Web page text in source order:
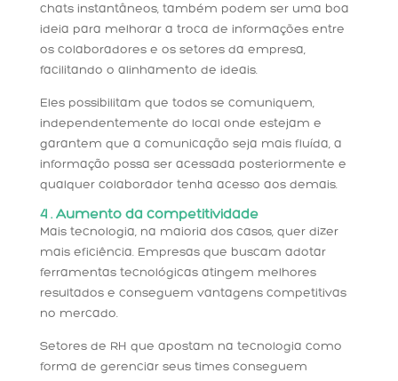
chats instantâneos, também podem ser uma boa
ideia para melhorar a troca de informações entre
os colaboradores e os setores da empresa,
facilitando o alinhamento de ideais.
Eles possibilitam que todos se comuniquem,
independentemente do local onde estejam e
garantem que a comunicação seja mais fluída, a
informação possa ser acessada posteriormente e
qualquer colaborador tenha acesso aos demais.
4 . Aumento da competitividade
Mais tecnologia, na maioria dos casos, quer dizer
mais eficiência. Empresas que buscam adotar
ferramentas tecnológicas atingem melhores
resultados e conseguem vantagens competitivas
no mercado.
Setores de RH que apostam na tecnologia como
forma de gerenciar seus times conseguem